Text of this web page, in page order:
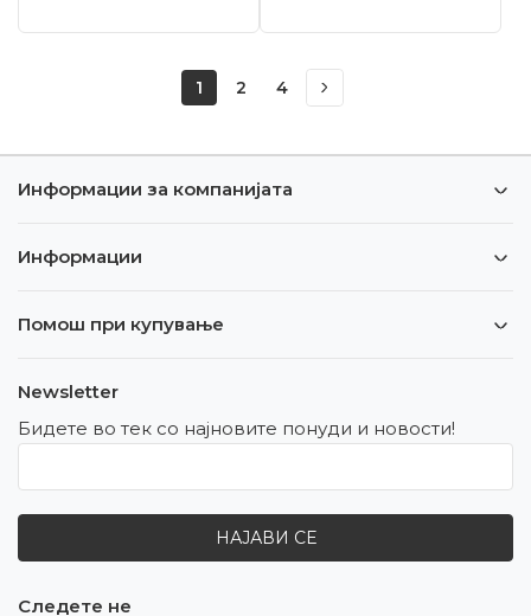
1 2 4
Информации за компанијата
Информации
Помош при купување
Newsletter
Бидете во тек со најновите понуди и новости!
НАЈАВИ СЕ
Следете не